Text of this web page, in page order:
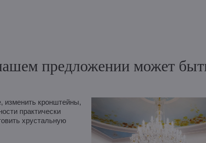
предложении может
кронштейны,
практически
хрустальную